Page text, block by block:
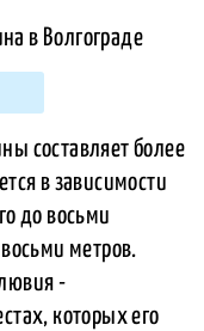
составляет более
в зависимости
до восьми
метров.
-
которых его